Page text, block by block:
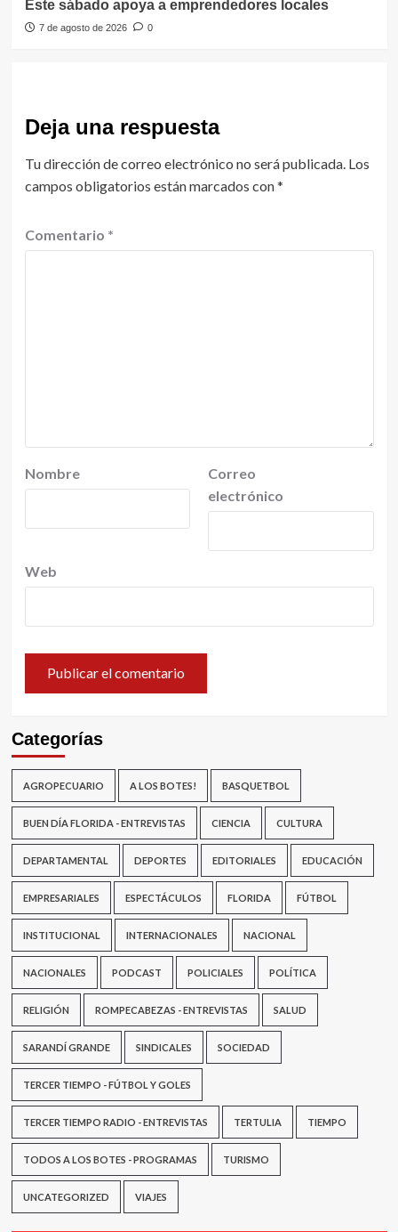
Este sábado apoya a emprendedores locales
7 de agosto de 2026 0
Deja una respuesta
Tu dirección de correo electrónico no será publicada. Los
campos obligatorios están marcados con*
Comentario *
Nombre
Correo
electrónico
Web
Categorías
AGROPECUARIO A LOS BOTES! BASQUETBOL
BUEN DÍA FLORIDA - ENTREVISTAS CIENCIA CULTURA
DEPARTAMENTAL DEPORTES EDITORIALES EDUCACIÓN
EMPRESARIALES ESPECTÁCULOS FLORIDA FÚTBOL
INSTITUCIONAL INTERNACIONALES NACIONAL
NACIONALES PODCAST POLICIALES POLÍTICA
RELIGIÓN ROMPECABEZAS - ENTREVISTAS SALUD
SARANDÍ GRANDE SINDICALES SOCIEDAD
TERCER TIEMPO - FÚTBOL Y GOLES
TERCER TIEMPO RADIO - ENTREVISTAS TERTULIA TIEMPO
TODOS A LOS BOTES - PROGRAMAS TURISMO
UNCATEGORIZED VIAJES